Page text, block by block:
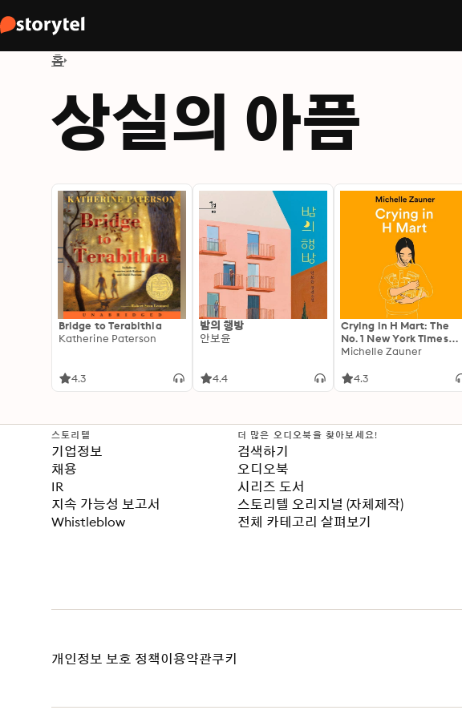
홈
상실의 아픔
Bridge to Terabithia
Katherine Paterson
4.3
밤의 행방
안보윤
4.4
Crying in H Mart: The
No. 1 New York Times
bestselling memoir from
Breakfast
Michelle Zauner
4.3
스토리텔
기업정보
채용
IR
지속 가능성 보고서
Whistleblow
더 많은 오디오북을 찾아보세요!
검색하기
오디오북
시리즈 도서
스토리텔 오리지널 (자체제작)
전체 카테고리 살펴보기
개인정보 보호 정책이용약관쿠키